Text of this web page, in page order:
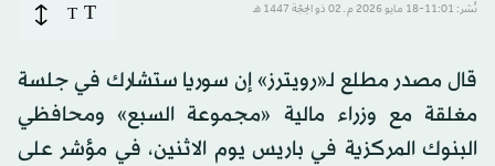
نُشر: 11:01-18 مايو 2026 م ـ 02 ذو الحِجّة 1447 هـ T
T
قال مصدر مطلع لـ«رويترز» إن سوريا ستشارك في جلسة
مغلقة مع وزراء مالية «مجموعة السبع» ومحافظي
البنوك المركزية في باريس يوم الاثنين، في مؤشر على